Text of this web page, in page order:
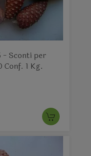
1 Kg.